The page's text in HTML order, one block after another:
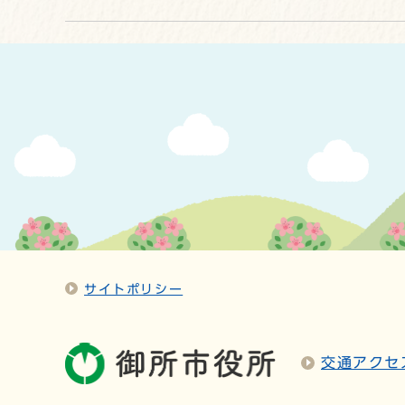
サイトポリシー
交通アクセ